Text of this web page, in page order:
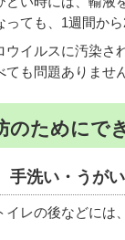
っても、1週間か
ウイルスに汚染
ても問題ありませ
のためにで
手洗い・うが
イレの後などには